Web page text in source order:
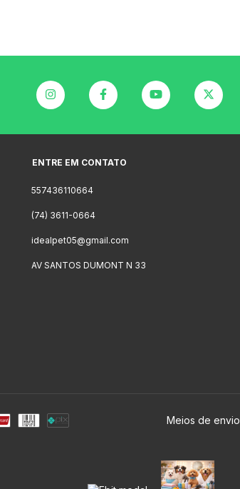
ENTRE EM CONTATO
557436110664
(74) 3611-0664
idealpet05@gmail.com
AV SANTOS DUMONT N 33
Meios de envio